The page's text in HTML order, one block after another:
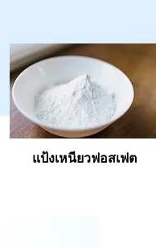
แป้งเหนียวฟอสเฟต